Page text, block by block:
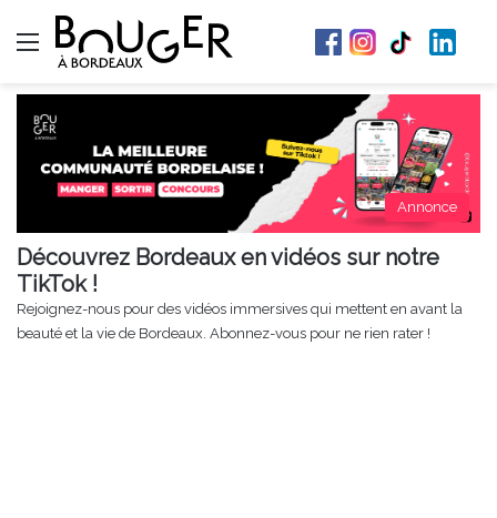
Menu
Annonce
Découvrez Bordeaux en vidéos sur notre
TikTok !
Rejoignez-nous pour des vidéos immersives qui mettent en avant la
beauté et la vie de Bordeaux. Abonnez-vous pour ne rien rater !